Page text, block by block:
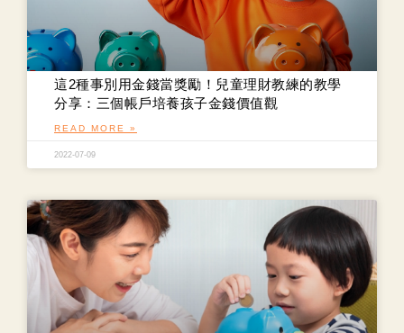
這2種事別用金錢當獎勵！兒童理財教練的教學
分享：三個帳戶培養孩子金錢價值觀
READ MORE »
2022-07-09